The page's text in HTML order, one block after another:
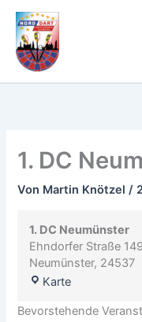
Zum
Inhalt
springen
1. DC
Von Martin Knötzel/
1. DC Neumünster
Ehndorfer Straße 149
Neumünster, 24537
Karte
Bevorstehende